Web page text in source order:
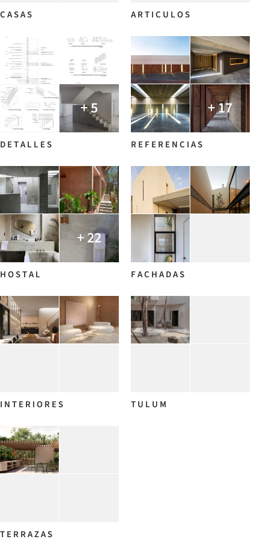
C A S A S A R T I C U L O S
+ 5
D E T A L L E S
+ 17
R E F E R E N C I A S
+ 22
H O S T A L F A C H A D A S
I N T E R I O R E S T U L U M
T E R R A Z A S